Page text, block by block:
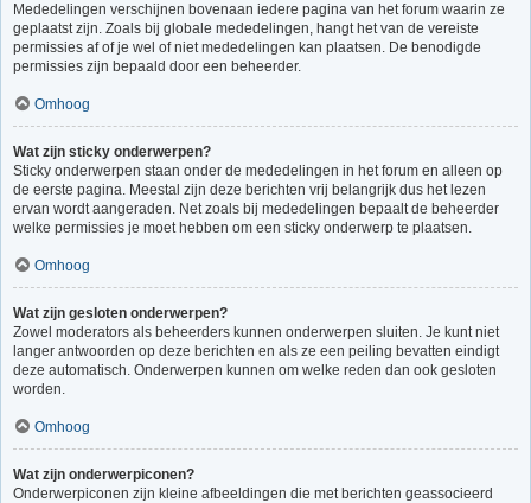
Mededelingen verschijnen bovenaan iedere pagina van het forum waarin ze
geplaatst zijn. Zoals bij globale mededelingen, hangt het van de vereiste
permissies af of je wel of niet mededelingen kan plaatsen. De benodigde
permissies zijn bepaald door een beheerder.
Omhoog
Wat zijn sticky onderwerpen?
Sticky onderwerpen staan onder de mededelingen in het forum en alleen op
de eerste pagina. Meestal zijn deze berichten vrij belangrijk dus het lezen
ervan wordt aangeraden. Net zoals bij mededelingen bepaalt de beheerder
welke permissies je moet hebben om een sticky onderwerp te plaatsen.
Omhoog
Wat zijn gesloten onderwerpen?
Zowel moderators als beheerders kunnen onderwerpen sluiten. Je kunt niet
langer antwoorden op deze berichten en als ze een peiling bevatten eindigt
deze automatisch. Onderwerpen kunnen om welke reden dan ook gesloten
worden.
Omhoog
Wat zijn onderwerpiconen?
Onderwerpiconen zijn kleine afbeeldingen die met berichten geassocieerd